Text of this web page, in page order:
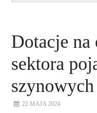
DORADZTWO
PROEXIO
Dotacje na
sektora
szynowych
22 MAJA 2024